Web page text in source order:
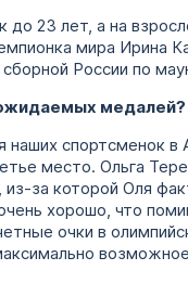
23 лет, а на
мира Ирина
России по
медалей?
спортсменок
место. Ольга
за которой Оля
хорошо, что
очки в